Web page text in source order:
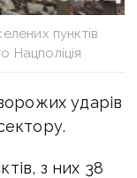
пунктів
ударів
з них 38